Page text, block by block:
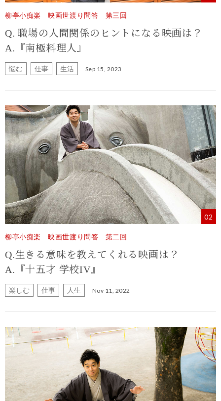
柳亭小痴楽 映画世渡り問答 第三回
Q. 職場の人間関係のヒントになる映画は？
A.『南極料理人』
悩む 仕事 生活 Sep 15, 2023
02
柳亭小痴楽 映画世渡り問答 第二回
Q.生きる意味を教えてくれる映画は？
A.『十五才 学校IV』
楽しむ 仕事 人生 Nov 11, 2022